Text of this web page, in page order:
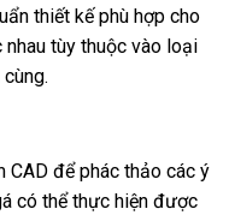
thiết kế phù hợp cho
tùy thuộc vào loại
CAD để phác thảo các ý
có thể thực hiện được